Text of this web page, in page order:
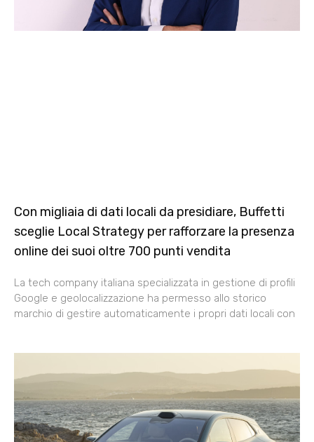
Con migliaia di dati locali da presidiare, Buffetti
sceglie Local Strategy per rafforzare la presenza
online dei suoi oltre 700 punti vendita
La tech company italiana specializzata in gestione di profili
Google e geolocalizzazione ha permesso allo storico
marchio di gestire automaticamente i propri dati locali con